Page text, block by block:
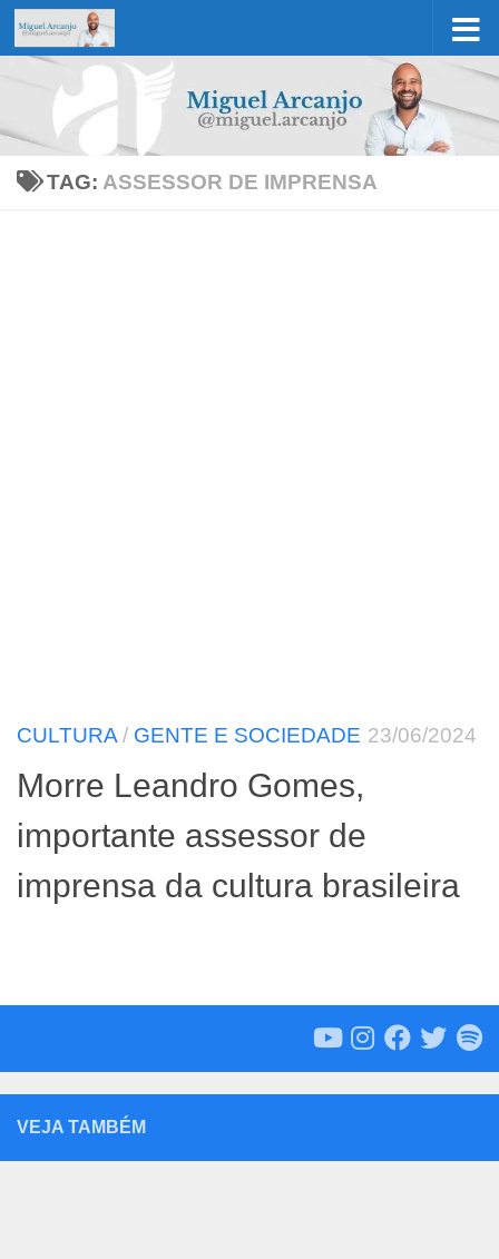
Skip to content
TAG:ASSESSOR DE IMPRENSA
CULTURA/ GENTE E SOCIEDADE 23/06/2024
Morre Leandro Gomes,
importante assessor de
imprensa da cultura brasileira
VEJA TAMBÉM